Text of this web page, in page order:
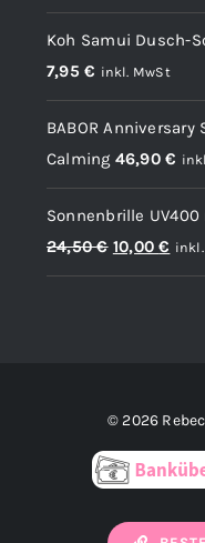
Koh Samui Dusch-
7,95€ inkl. MwSt
BABOR Anniversary
Calming 46,90€
Sonnenbrille
24,50€
Preis
10,00€
© 2026